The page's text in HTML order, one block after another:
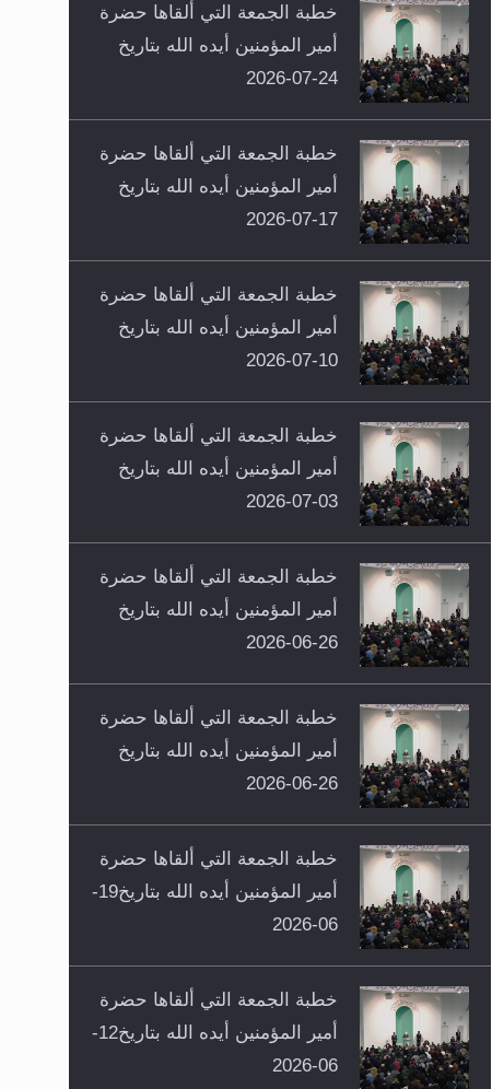
خطبة الجمعة التي ألقاها حضرة
أمير المؤمنين أيده الله بتاريخ
24-07-2026
خطبة الجمعة التي ألقاها حضرة
أمير المؤمنين أيده الله بتاريخ
17-07-2026
خطبة الجمعة التي ألقاها حضرة
أمير المؤمنين أيده الله بتاريخ
10-07-2026
خطبة الجمعة التي ألقاها حضرة
أمير المؤمنين أيده الله بتاريخ
03-07-2026
خطبة الجمعة التي ألقاها حضرة
أمير المؤمنين أيده الله بتاريخ
26-06-2026
خطبة الجمعة التي ألقاها حضرة
أمير المؤمنين أيده الله بتاريخ
26-06-2026
خطبة الجمعة التي ألقاها حضرة
أمير المؤمنين أيده الله بتاريخ19-
06-2026
خطبة الجمعة التي ألقاها حضرة
أمير المؤمنين أيده الله بتاريخ12-
06-2026